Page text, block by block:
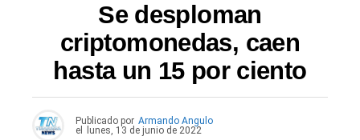
Se desploman
criptomonedas, caen
hasta un 15 por ciento
Publicado por Armando Angulo
el
lunes, 13 de junio de 2022